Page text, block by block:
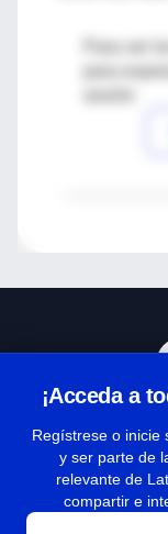
Para ver
¡Acceda a
Regístrese o inicie
y ser parte de
relevante de
compartir e